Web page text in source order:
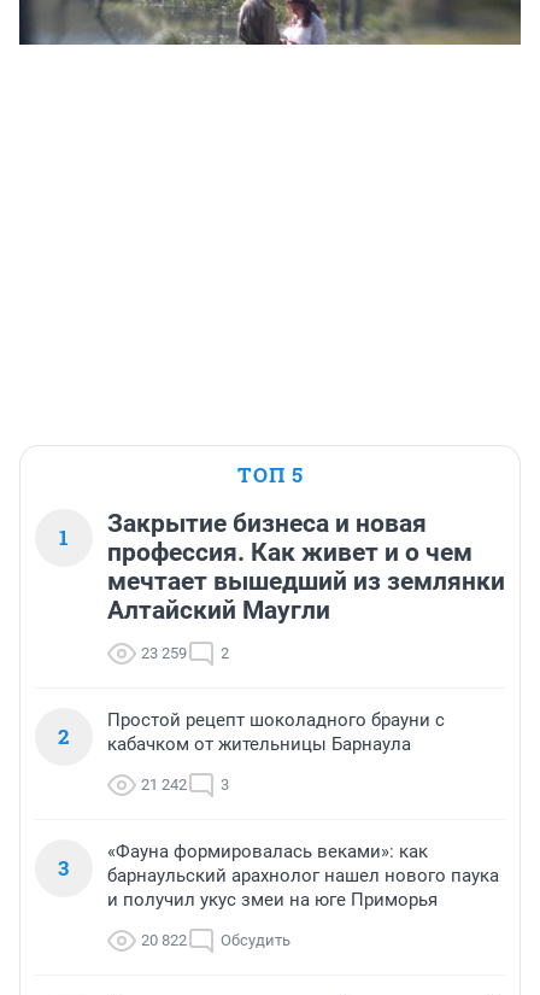
ТОП 5
1
Закрытие бизнеса и новая
профессия. Как живет и о чем
мечтает вышедший из землянки
Алтайский Маугли
23 259 2
2
Простой рецепт шоколадного брауни с
кабачком от жительницы Барнаула
21 242 3
3
«Фауна формировалась веками»: как
барнаульский арахнолог нашел нового паука
и получил укус змеи на юге Приморья
20 822 Обсудить